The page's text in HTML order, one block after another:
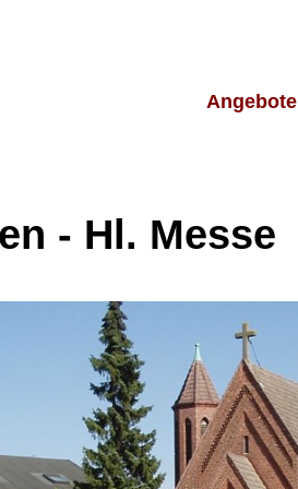
Angebote
- Hl. Messe